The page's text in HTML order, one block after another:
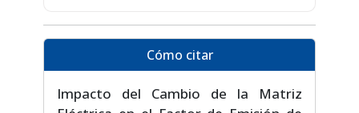
Cómo citar
Impacto del Cambio de la Matriz